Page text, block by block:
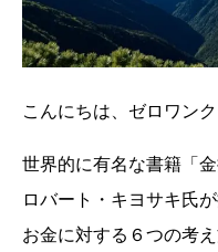
こんにちは、ゼロワン
世界的に有名な書籍「
ロバート・キヨサキ氏が
お金に対する６つの考え